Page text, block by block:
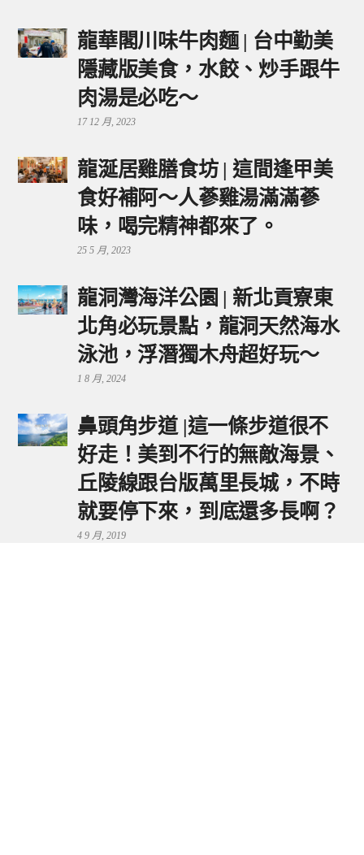
龍華閣川味牛肉麵 | 台中勤美
隱藏版美食，水餃、炒手跟牛
肉湯是必吃～
17 12 月, 2023
龍涎居雞膳食坊 | 這間逢甲美
食好補阿～人蔘雞湯滿滿蔘
味，喝完精神都來了。
25 5 月, 2023
龍洞灣海洋公園 | 新北貢寮東
北角必玩景點，龍洞天然海水
泳池，浮潛獨木舟超好玩～
1 8 月, 2024
鼻頭角步道 |這一條步道很不
好走！美到不行的無敵海景、
丘陵線跟台版萬里長城，不時
就要停下來，到底還多長啊？
4 9 月, 2019